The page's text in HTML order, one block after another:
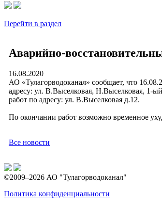
Перейти в раздел
Аварийно-
16.08.2020
АО «Тулагорводоканал» сообщает, что
адресу: ул. В.Выселковая, Н.Выселковая, 1-
работ по адресу: ул. В.Выселковая д.12.
По окончании работ возможно временное
Все новости
©2009–2026 АО "Тулагорводоканал"
Политика конфиденциальности